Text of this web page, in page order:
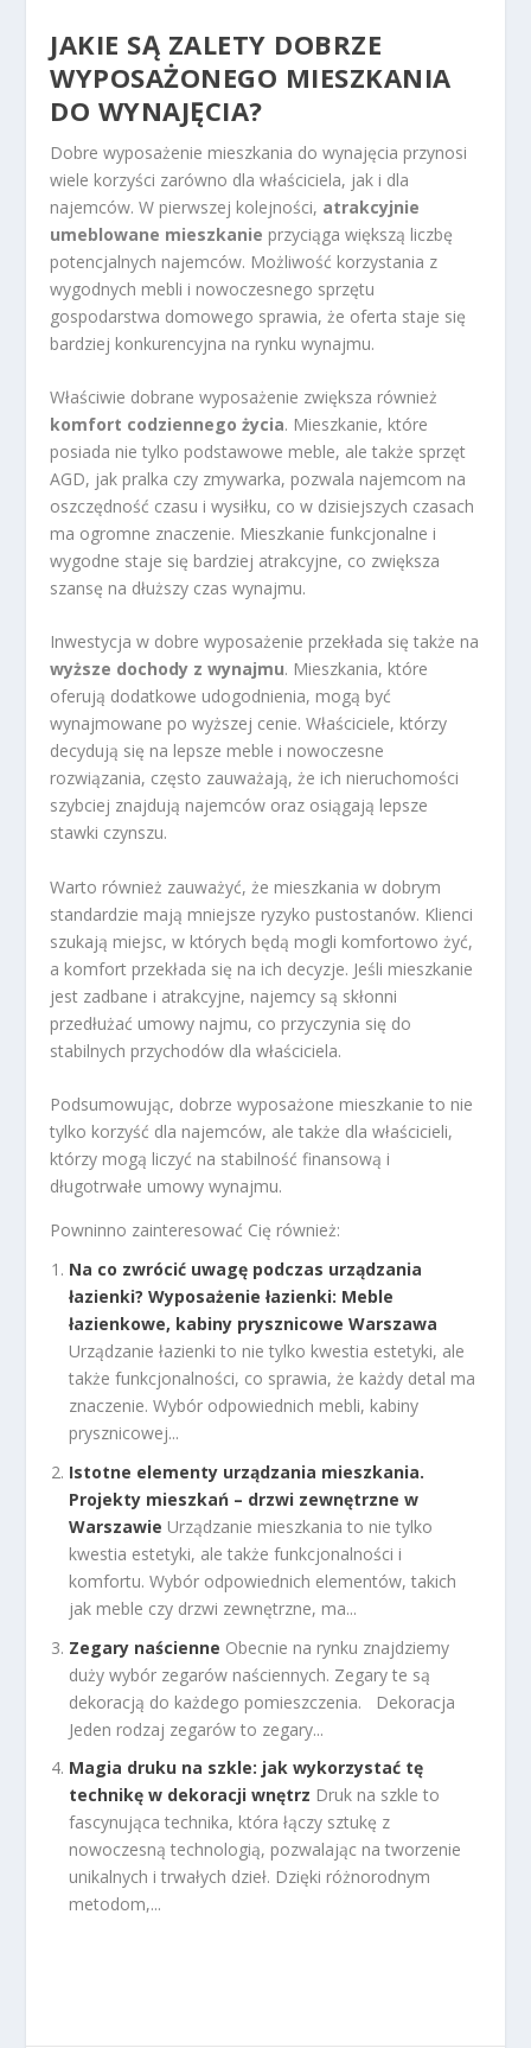
JAKIE SĄ ZALETY DOBRZE
WYPOSAŻONEGO MIESZKANIA
DO WYNAJĘCIA?
Dobre wyposażenie mieszkania do wynajęcia przynosi
wiele korzyści zarówno dla właściciela, jak i dla
najemców. W pierwszej kolejności, atrakcyjnie
umeblowane mieszkanie przyciąga większą liczbę
potencjalnych najemców. Możliwość korzystania z
wygodnych mebli i nowoczesnego sprzętu
gospodarstwa domowego sprawia, że oferta staje się
bardziej konkurencyjna na rynku wynajmu.
Właściwie dobrane wyposażenie zwiększa również
komfort codziennego życia. Mieszkanie, które
posiada nie tylko podstawowe meble, ale także sprzęt
AGD, jak pralka czy zmywarka, pozwala najemcom na
oszczędność czasu i wysiłku, co w dzisiejszych czasach
ma ogromne znaczenie. Mieszkanie funkcjonalne i
wygodne staje się bardziej atrakcyjne, co zwiększa
szansę na dłuższy czas wynajmu.
Inwestycja w dobre wyposażenie przekłada się także na
wyższe dochody z wynajmu. Mieszkania, które
oferują dodatkowe udogodnienia, mogą być
wynajmowane po wyższej cenie. Właściciele, którzy
decydują się na lepsze meble i nowoczesne
rozwiązania, często zauważają, że ich nieruchomości
szybciej znajdują najemców oraz osiągają lepsze
stawki czynszu.
Warto również zauważyć, że mieszkania w dobrym
standardzie mają mniejsze ryzyko pustostanów. Klienci
szukają miejsc, w których będą mogli komfortowo żyć,
a komfort przekłada się na ich decyzje. Jeśli mieszkanie
jest zadbane i atrakcyjne, najemcy są skłonni
przedłużać umowy najmu, co przyczynia się do
stabilnych przychodów dla właściciela.
Podsumowując, dobrze wyposażone mieszkanie to nie
tylko korzyść dla najemców, ale także dla właścicieli,
którzy mogą liczyć na stabilność finansową i
długotrwałe umowy wynajmu.
Powninno zainteresować Cię również:
Na co zwrócić uwagę podczas urządzania
łazienki? Wyposażenie łazienki: Meble
łazienkowe, kabiny prysznicowe Warszawa
Urządzanie łazienki to nie tylko kwestia estetyki, ale
także funkcjonalności, co sprawia, że każdy detal ma
znaczenie. Wybór odpowiednich mebli, kabiny
prysznicowej...
Istotne elementy urządzania mieszkania.
Projekty mieszkań – drzwi zewnętrzne w
Warszawie Urządzanie mieszkania to nie tylko
kwestia estetyki, ale także funkcjonalności i
komfortu. Wybór odpowiednich elementów, takich
jak meble czy drzwi zewnętrzne, ma...
Zegary naścienne Obecnie na rynku znajdziemy
duży wybór zegarów naściennych. Zegary te są
dekoracją do każdego pomieszczenia. Dekoracja
Jeden rodzaj zegarów to zegary...
Magia druku na szkle: jak wykorzystać tę
technikę w dekoracji wnętrz Druk na szkle to
fascynująca technika, która łączy sztukę z
nowoczesną technologią, pozwalając na tworzenie
unikalnych i trwałych dzieł. Dzięki różnorodnym
metodom,...